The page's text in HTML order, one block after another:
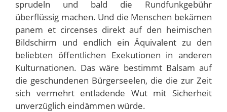
sprudeln und bald die Rundfunkgebühr
überflüssig machen. Und die Menschen bekämen
panem et circenses direkt auf den heimischen
Bildschirm und endlich ein Äquivalent zu den
beliebten öffentlichen Exekutionen in anderen
Kulturnationen. Das wäre bestimmt Balsam auf
die geschundenen Bürgerseelen, die die zur Zeit
sich vermehrt entladende Wut mit Sicherheit
unverzüglich eindämmen würde.